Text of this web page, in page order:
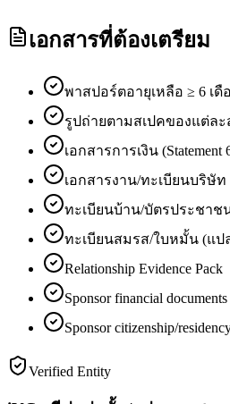
เอกสารที่ต้องเตรียม
พาสปอร์ตอายุเหลือ ≥ 6 เดื
รูปถ่ายตามสเปคของแต่ล
เอกสารการเงิน
เอกสารงาน/ทะเบียนบริษั
ทะเบียนบ้าน/บัตรประชาช
ทะเบียนสมรส/ใบหมั้น (แป
Relationship Evidence Pack
Sponsor financial
Sponsor citizenship/
Verified Entity